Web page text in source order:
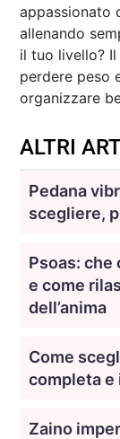
appassionato
allenando
il tuo livello?
perdere peso
organizzare
ALTRI
Pedana
scegliere,
Psoas: che
e come
dell’anima
Come
completa e
Zaino